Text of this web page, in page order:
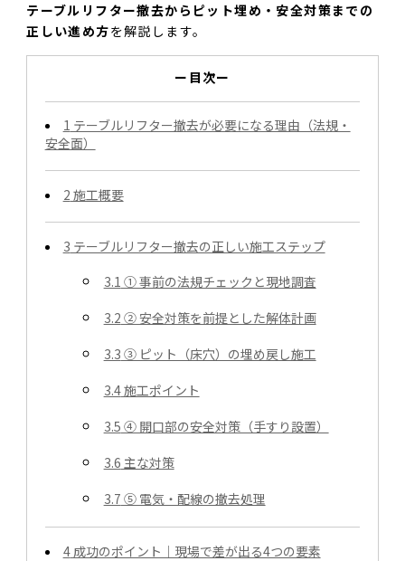
テーブルリフター撤去からピット埋め・安全対策までの
正しい進め方を解説します。
ー目次ー
1 テーブルリフター撤去が必要になる理由（法規・
安全面）
2 施工概要
3 テーブルリフター撤去の正しい施工ステップ
3.1 ① 事前の法規チェックと現地調査
3.2 ② 安全対策を前提とした解体計画
3.3 ③ ピット（床穴）の埋め戻し施工
3.4施工ポイント
3.5 ④ 開口部の安全対策（手すり設置）
3.6 主な対策
3.7 ⑤ 電気・配線の撤去処理
4成功のポイント｜現場で差が出る4つの要素